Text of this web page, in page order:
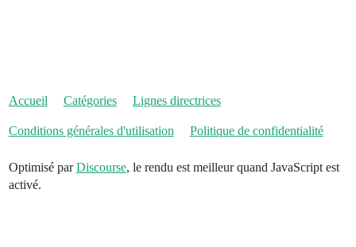
Accueil Catégories Lignes directrices
Conditions générales d'utilisation Politique de confidentialité
Optimisé parDiscourse, le rendu est meilleur quand JavaScript est
activé.